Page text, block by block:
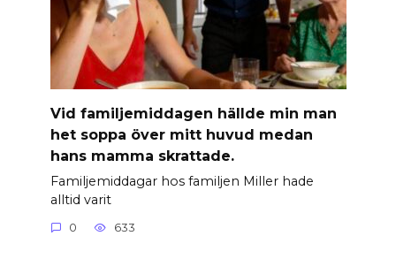
Vid familjemiddagen hällde min man
het soppa över mitt huvud medan
hans mamma skrattade.
Familjemiddagar hos familjen Miller hade
alltid varit
0 633